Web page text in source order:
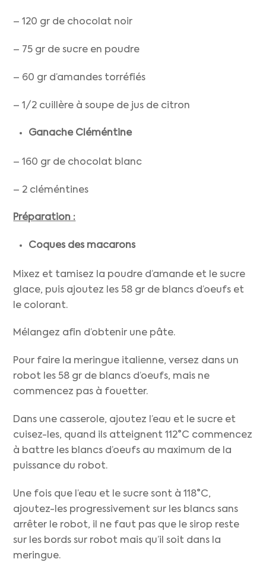
– 120 gr de chocolat noir
– 75 gr de sucre en poudre
– 60 gr d’amandes torréfiés
– 1/2 cuillère à soupe de jus de citron
Ganache Cléméntine
– 160 gr de chocolat blanc
– 2 cléméntines
Préparation :
Coques des macarons
Mixez et tamisez la poudre d’amande et le sucre
glace, puis ajoutez les 58 gr de blancs d’oeufs et
le colorant.
Mélangez afin d’obtenir une pâte.
Pour faire la meringue italienne, versez dans un
robot les 58 gr de blancs d’oeufs, mais ne
commencez pas à fouetter.
Dans une casserole, ajoutez l’eau et le sucre et
cuisez-les, quand ils atteignent 112°C commencez
à battre les blancs d’oeufs au maximum de la
puissance du robot.
Une fois que l’eau et le sucre sont à 118°C,
ajoutez-les progressivement sur les blancs sans
arrêter le robot, il ne faut pas que le sirop reste
sur les bords sur robot mais qu’il soit dans la
meringue.